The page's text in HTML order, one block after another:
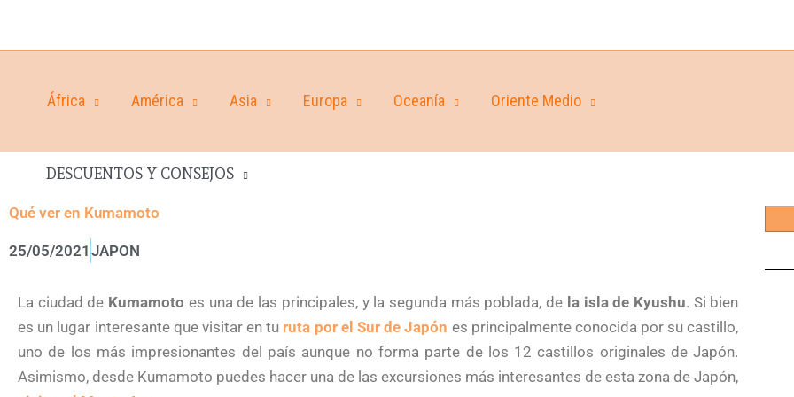
África América Asia Europa Oceanía Oriente Medio
DESCUENTOS Y CONSEJOS
Qué ver en Kumamoto
25/05/2021 JAPON
La ciudad de Kumamoto es una de las principales, y la segunda más poblada, de la isla de Kyushu. Si bien
es un lugar interesante que visitar en tu ruta por el Sur de Japón es principalmente conocida por su castillo,
uno de los más impresionantes del país aunque no forma parte de los 12 castillos originales de Japón.
Asimismo, desde Kumamoto puedes hacer una de las excursiones más interesantes de esta zona de Japón,